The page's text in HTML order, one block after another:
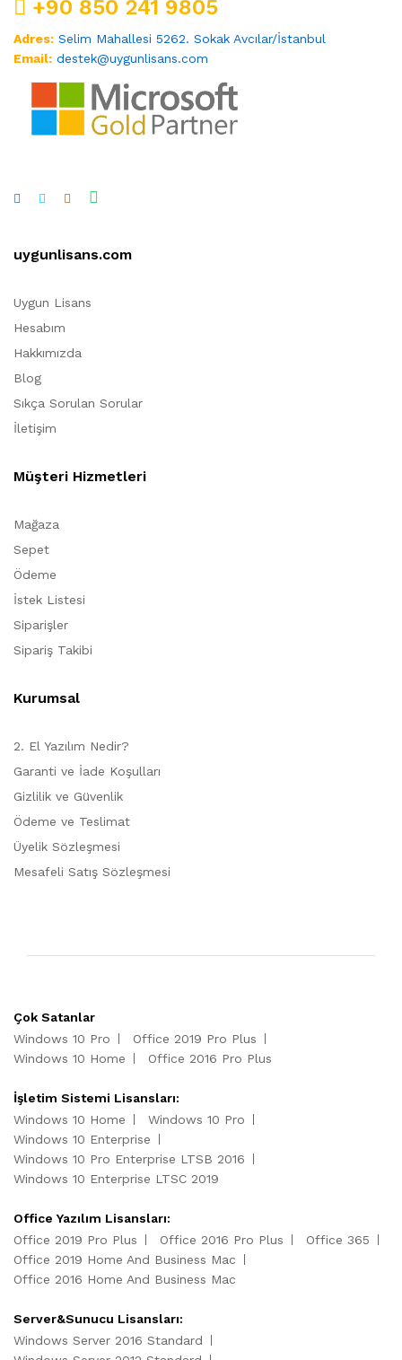
+90 850 241 9805
Adres: Selim Mahallesi 5262. Sokak Avcılar/İstanbul
Email: destek@uygunlisans.com
uygunlisans.com
Uygun Lisans
Hesabım
Hakkımızda
Blog
Sıkça Sorulan Sorular
İletişim
Müşteri Hizmetleri
Mağaza
Sepet
Ödeme
İstek Listesi
Siparişler
Sipariş Takibi
Kurumsal
2. El Yazılım Nedir?
Garanti ve İade Koşulları
Gizlilik ve Güvenlik
Ödeme ve Teslimat
Üyelik Sözleşmesi
Mesafeli Satış Sözleşmesi
Çok Satanlar
Windows 10 Pro
Office 2019 Pro Plus
Windows 10 Home
Office 2016 Pro Plus
İşletim Sistemi Lisansları:
Windows 10 Home
Windows 10 Pro
Windows 10 Enterprise
Windows 10 Pro Enterprise LTSB 2016
Windows 10 Enterprise LTSC 2019
Office Yazılım Lisansları:
Office 2019 Pro Plus
Office 2016 Pro Plus
Office 365
Office 2019 Home And Business Mac
Office 2016 Home And Business Mac
Server&Sunucu Lisansları:
Windows Server 2016 Standard